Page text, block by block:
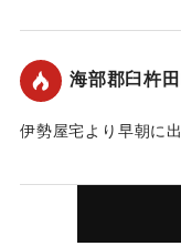
｜固有コード:00109004
海部郡臼杵
伊勢屋宅より早朝に
｜固有コード:00109005